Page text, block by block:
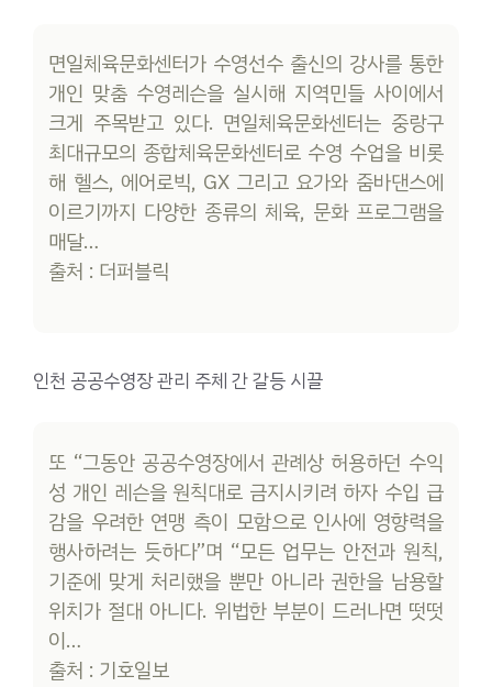
면일체육문화센터가 수영선수 출신의 강사를 통한
개인 맞춤 수영레슨을 실시해 지역민들 사이에서
크게 주목받고 있다. 면일체육문화센터는 중랑구
최대규모의 종합체육문화센터로 수영 수업을 비롯
해 헬스, 에어로빅, GX 그리고 요가와 줌바댄스에
이르기까지 다양한 종류의 체육, 문화 프로그램을
매달…
출처 : 더퍼블릭
인천 공공수영장 관리 주체 간 갈등 시끌
또 “그동안 공공수영장에서 관례상 허용하던 수익
성 개인 레슨을 원칙대로 금지시키려 하자 수입 급
감을 우려한 연맹 측이 모함으로 인사에 영향력을
행사하려는 듯하다”며 “모든 업무는 안전과 원칙,
기준에 맞게 처리했을 뿐만 아니라 권한을 남용할
위치가 절대 아니다. 위법한 부분이 드러나면 떳떳
이…
출처 : 기호일보